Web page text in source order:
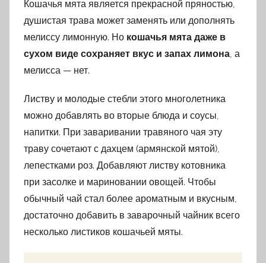
Кошачья мята является прекрасной пряностью,
душистая трава может заменять или дополнять
мелиссу лимонную. Но кошачья мята даже в
сухом виде сохраняет вкус и запах лимона, а
мелисса — нет.
Листву и молодые стебли этого многолетника
можно добавлять во вторые блюда и соусы,
напитки. При заваривании травяного чая эту
траву сочетают с дахцем (армянской мятой),
лепестками роз. Добавляют листву котовника
при засолке и мариновании овощей. Чтобы
обычный чай стал более ароматным и вкусным,
достаточно добавить в заварочный чайник всего
несколько листиков кошачьей мяты.